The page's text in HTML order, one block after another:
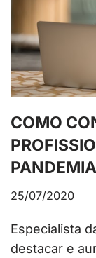
COMO
PANDEMIA
25/07/2020
Especialista
destacar e